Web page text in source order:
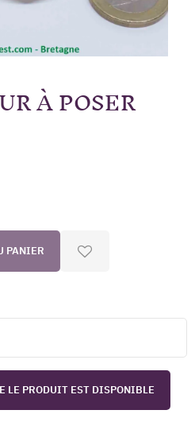
À POSER
PANIER
LE PRODUIT EST DISPONIBLE